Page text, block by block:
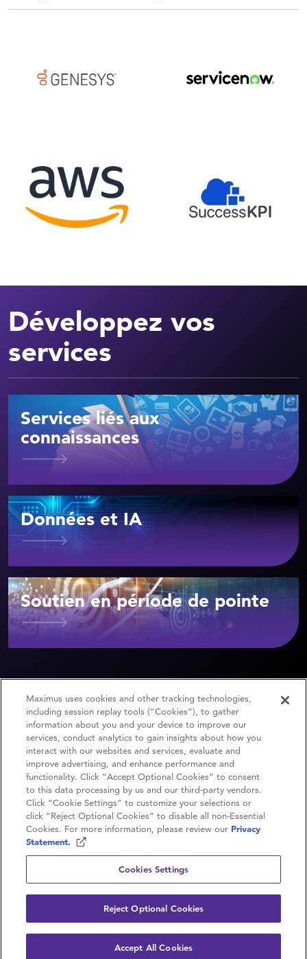
Développez vos
services
Services liés aux
connaissances
Données et IA
Soutien en période de pointe
Contactez-nous
Carrières
© 2026 Maximus. Tous droits réservés.
Politique de confidentialité
Conditions d’utilisation
Maximus uses cookies and other tracking technologies,
including session replay tools (“Cookies”), to gather
information about you and your device to improve our
services, conduct analytics to gain insights about how you
interact with our websites and services, evaluate and
improve advertising, and enhance performance and
functionality. Click “Accept Optional Cookies” to consent
to this data processing by us and our third-party vendors.
Click “Cookie Settings” to customize your selections or
click “Reject Optional Cookies” to disable all non-Essential
Cookies. For more information, please review our Privacy
Statement.
Cookies Settings
Reject Optional Cookies
Accept All Cookies